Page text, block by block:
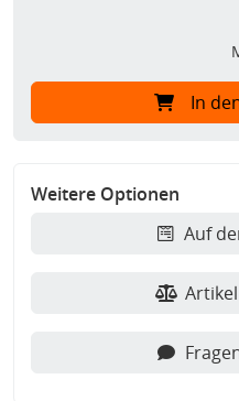
In
Weitere Optionen
Auf